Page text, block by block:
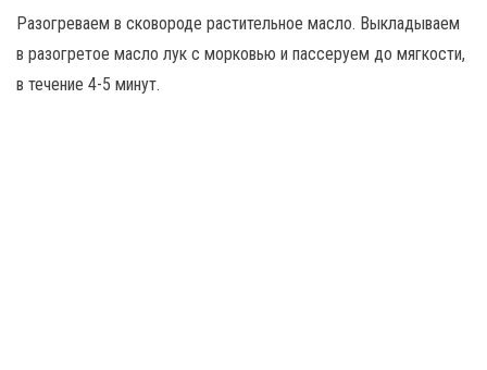
Разогреваем в сковороде растительное масло. Выкладываем
в разогретое масло лук с морковью и пассеруем до мягкости,
в течение 4-5 минут.